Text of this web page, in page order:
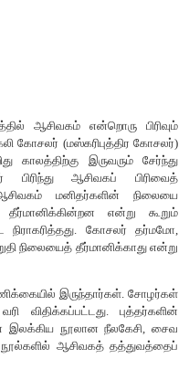
மக்கலி கோசலர்
.சிறிது காலத்திற்கு
கோசலர் பிரிந்து
ஆசிவகம்